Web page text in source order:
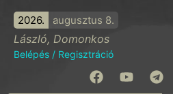
2026. augusztus 8.
László, Domonkos
Belépés / Regisztráció